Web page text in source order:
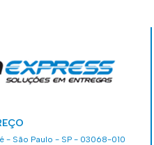
- São Paulo - SP - 03068-010